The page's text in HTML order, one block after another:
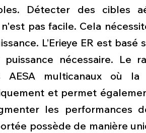
Détecter des cibles
pas facile. Cela
L’Erieye ER est
puissance nécessaire. Le
AESA multicanaux où
et permet
les performances
possède de manière